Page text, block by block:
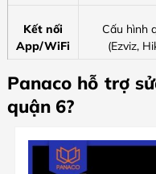
Kết nối
App/WiFi
Cấu hình
(Ezviz,
Panaco hỗ trợ
quận 6?